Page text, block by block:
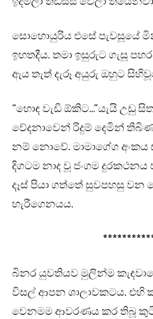
සොහොයුරිය එසේ පැවසූයේ
ඉහතදීය. තමා ඉසුරුට ගැසූ
ඇය තැත් දැරූ අයුරු ඔහුට
“හොඳ වැඩි ඕකිට…”යැයි උඩු
වේදනාවෙන් රිදුම් දෙමින්
නම් නොවේ. මාමාගේග
දිගටම නාද වූ ජංගම
දෑස් පියා ගත්තේ සුවපහසු වන
හැරීගෙනයය.
බිනර යුවතියව මුලින්ම
විසල් ආපන ශාලාවකටය. එහි
වෙනමම ආවරණය කර තිබූ